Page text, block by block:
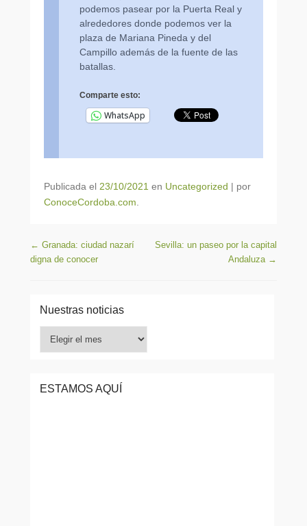
podemos pasear por la Puerta Real y
alrededores donde podemos ver la
plaza de Mariana Pineda y del
Campillo además de la fuente de las
batallas.
Comparte esto:
WhatsApp
Publicada el 23/10/2021 en Uncategorized | por
ConoceCordoba.com
Navegación de entradas
← Granada: ciudad nazarí
digna de conocer
Sevilla: un paseo por la capital
Andaluza →
Nuestras noticias
noticias
ESTAMOS AQUÍ